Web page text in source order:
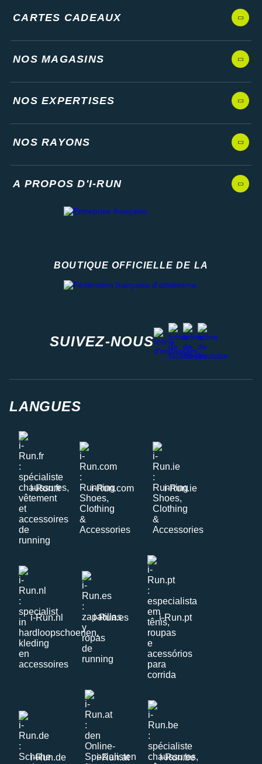
CARTES CADEAUX
NOS MAGASINS
NOS EXPERTISES
NOS RAYONS
A PROPOS D'I-RUN
BOUTIQUE OFFICIELLE DE LA
SUIVEZ-NOUS
instagram
facebook
stravayoutube
LANGUES
i-Run.fr i-Run.com i-Run.ie
i-Run.nl i-Run.es i-Run.pt
i-Run.de i-Run.at i-Run.be